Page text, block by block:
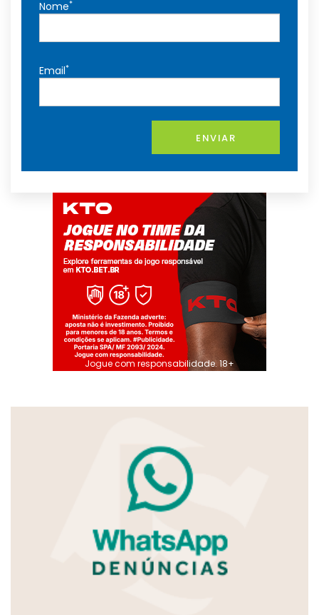
Nome*
Email*
ENVIAR
Jogue com responsabilidade. 18+